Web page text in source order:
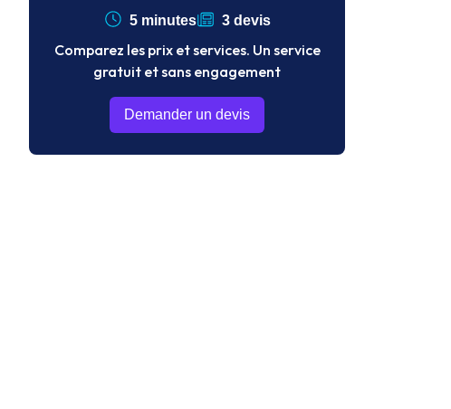
5 minutes 3 devis
Comparez les prix et services. Un service
gratuit et sans engagement
Demander un devis